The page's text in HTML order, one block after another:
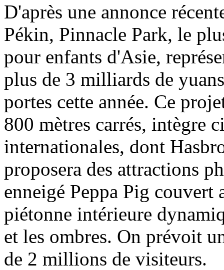
D'après une annonce
Pékin, Pinnacle Park, le
pour enfants d'Asie,
plus de 3 milliards de
portes cette année. Ce
800 mètres carrés, intègre
internationales, dont
proposera des attractions
enneigé Peppa Pig couvert
piétonne intérieure
et les ombres. On prévoit
de 2 millions de visiteurs.